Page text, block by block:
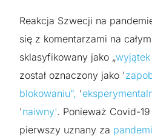
Reakcja Szwecji na
się z komentarzami na
sklasyfikowany jako „wyjątek
został oznaczony jako '
blokowaniu”, '
'naiwny'. Ponieważ Covid-
pierwszy uznany za